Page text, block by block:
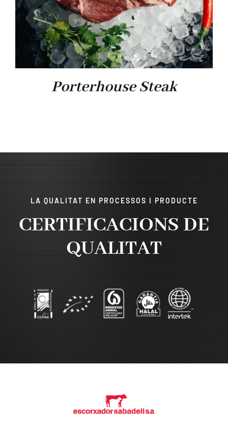
Porterhouse Steak
LA QUALITAT EN PROCESSOS I PRODUCTE
CERTIFICACIONS DE
QUALITAT